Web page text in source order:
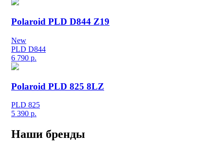
Polaroid PLD D844 Z19
New
PLD D844
6 790 р.
Polaroid PLD 825 8LZ
PLD 825
5 390 р.
Наши бренды